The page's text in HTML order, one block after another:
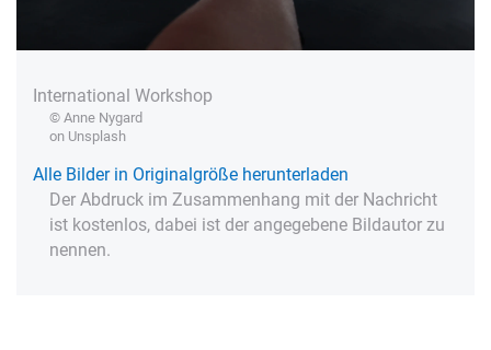
International Workshop
© Anne Nygard
on Unsplash
Alle Bilder in Originalgröße herunterladen
Der Abdruck im Zusammenhang mit der Nachricht
ist kostenlos, dabei ist der angegebene Bildautor zu
nennen.